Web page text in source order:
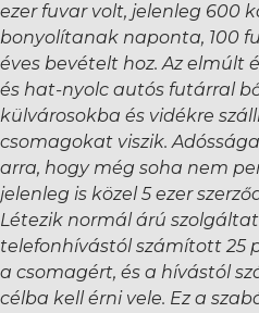
ezer fuvar volt, jelenleg 600
bonyolítanak naponta, 100
éves bevételt hoz. Az elmúlt
és hat-nyolc autós futárral
külvárosokba és vidékre
csomagokat viszik.
arra, hogy még soha nem
jelenleg is közel 5 ezer
Létezik normál árú
telefonhívástól számított 25
a csomagért, és a hívástól
célba kell érni vele. Ez a